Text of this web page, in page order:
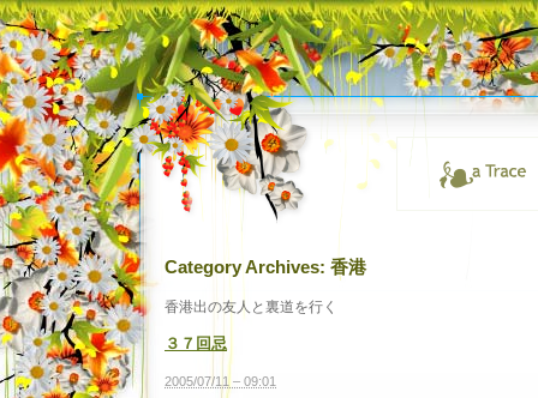
Category Archives: 香港
香港出の友人と裏道を行く
３７回忌
2005/07/11 – 09:01